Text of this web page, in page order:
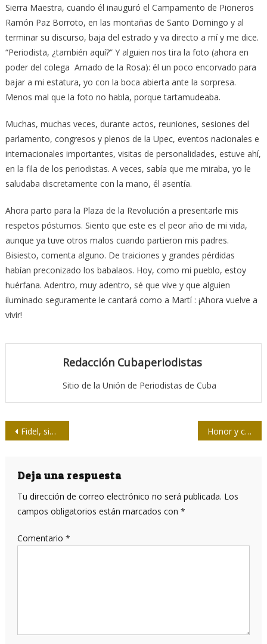
Sierra Maestra, cuando él inauguró el Campamento de Pioneros
Ramón Paz Borroto, en las montañas de Santo Domingo y al
terminar su discurso, baja del estrado y va directo a mí y me dice.
“Periodista, ¿también aquí?” Y alguien nos tira la foto (ahora en
poder del colega Amado de la Rosa): él un poco encorvado para
bajar a mi estatura, yo con la boca abierta ante la sorpresa.
Menos mal que la foto no habla, porque tartamudeaba.
Muchas, muchas veces, durante actos, reuniones, sesiones del
parlamento, congresos y plenos de la Upec, eventos nacionales e
internacionales importantes, visitas de personalidades, estuve ahí,
en la fila de los periodistas. A veces, sabía que me miraba, yo le
saludaba discretamente con la mano, él asentía.
Ahora parto para la Plaza de la Revolución a presentarle mis
respetos póstumos. Siento que este es el peor año de mi vida,
aunque ya tuve otros malos cuando partieron mis padres.
Bisiesto, comenta alguno. De traiciones y grandes pérdidas
habían preconizado los babalaos. Hoy, como mi pueblo, estoy
huérfana. Adentro, muy adentro, sé que vive y que alguien
iluminado seguramente le cantará como a Martí : ¡Ahora vuelve a
vivir!
Redacción Cubaperiodistas
Sitio de la Unión de Periodistas de Cuba
Navegación
entradas
Fidel, sin adjetivos Honor y compromiso con Fidel en la Casa de la Prensa
Deja una respuesta
Tu dirección de correo electrónico no será publicada. Los
campos obligatorios están marcados con *
Comentario *